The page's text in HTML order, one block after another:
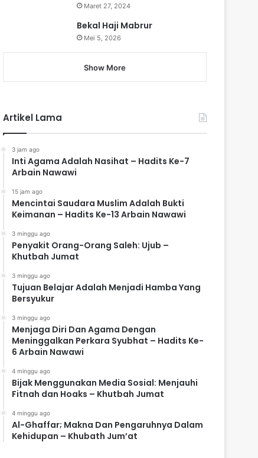
Maret 27, 2024
Bekal Haji Mabrur
Mei 5, 2026
Show More
Artikel Lama
3 jam ago
Inti Agama Adalah Nasihat – Hadits Ke-7
Arbain Nawawi
15 jam ago
Mencintai Saudara Muslim Adalah Bukti
Keimanan – Hadits Ke-13 Arbain Nawawi
3 minggu ago
Penyakit Orang-Orang Saleh: Ujub –
Khutbah Jumat
3 minggu ago
Tujuan Belajar Adalah Menjadi Hamba Yang
Bersyukur
3 minggu ago
Menjaga Diri Dan Agama Dengan
Meninggalkan Perkara Syubhat – Hadits Ke-
6 Arbain Nawawi
4 minggu ago
Bijak Menggunakan Media Sosial: Menjauhi
Fitnah dan Hoaks – Khutbah Jumat
4 minggu ago
Al-Ghaffar; Makna Dan Pengaruhnya Dalam
Kehidupan – Khubath Jum’at